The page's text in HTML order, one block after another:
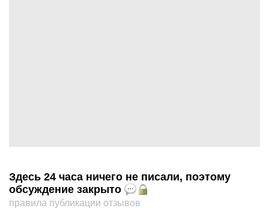
Здесь 24 часа ничего не писали, поэтому
обсуждение закрыто
правила публикации отзывов